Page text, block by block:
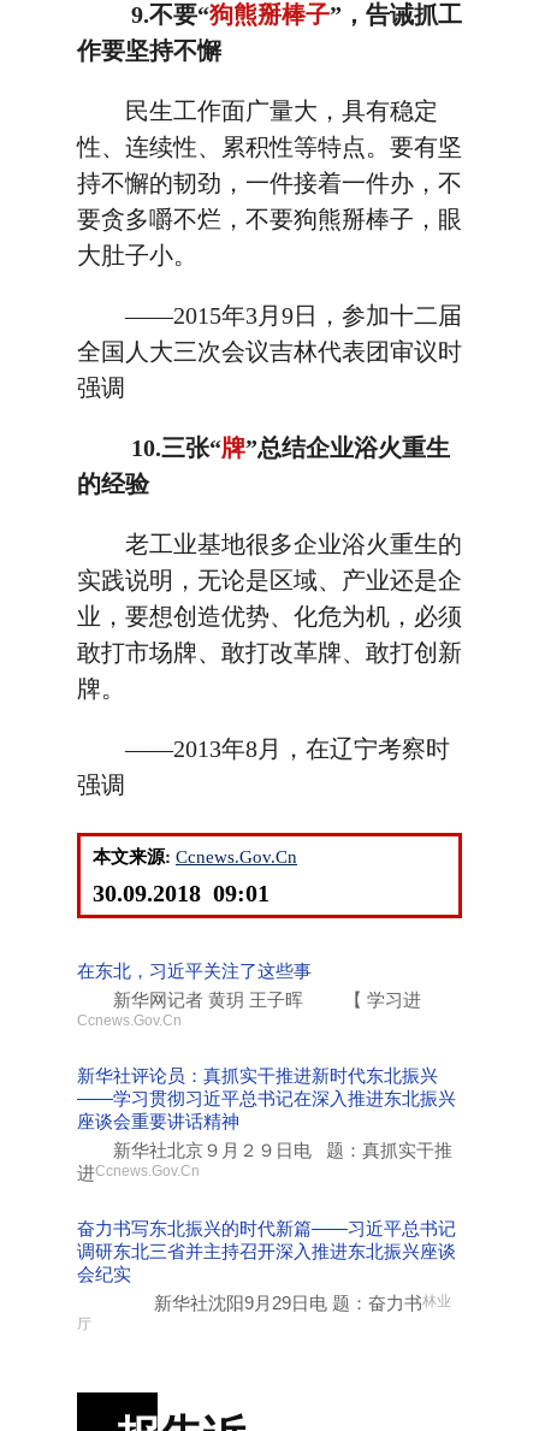
9.不要“狗熊掰棒子”，告诫抓工
作要坚持不懈
民生工作面广量大，具有稳定
性、连续性、累积性等特点。要有坚
持不懈的韧劲，一件接着一件办，不
要贪多嚼不烂，不要狗熊掰棒子，眼
大肚子小。
——2015年3月9日，参加十二届
全国人大三次会议吉林代表团审议时
强调
10.三张“牌”总结企业浴火重生
的经验
老工业基地很多企业浴火重生的
实践说明，无论是区域、产业还是企
业，要想创造优势、化危为机，必须
敢打市场牌、敢打改革牌、敢打创新
牌。
——2013年8月，在辽宁考察时
强调
本文来源: Ccnews.Gov.Cn
30.09.2018 09:01
在东北，习近平关注了这些事
新华网记者 黄玥 王子晖 【 学习进
Ccnews.Gov.Cn
新华社评论员：真抓实干推进新时代东北振兴
——学习贯彻习近平总书记在深入推进东北振兴
座谈会重要讲话精神
新华社北京９月２９日电 题：真抓实干推
进Ccnews.Gov.Cn
奋力书写东北振兴的时代新篇——习近平总书记
调研东北三省并主持召开深入推进东北振兴座谈
会纪实
新华社沈阳9月29日电 题：奋力书林业
厅